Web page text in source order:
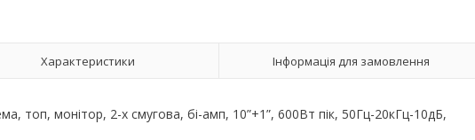
Характеристики Інформація для замовлення
топ, монітор, 2-х смугова, бі-амп, 10”+1”, 600Вт пік, 50Гц-20кГц-10дБ,